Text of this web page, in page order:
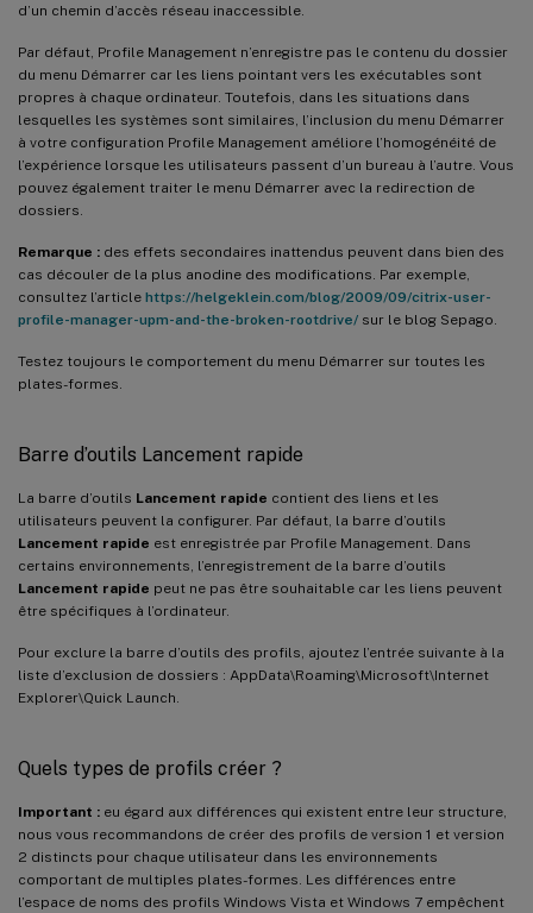
d’un chemin d’accès réseau inaccessible.
Par défaut, Profile Management n’enregistre pas le contenu du dossier
du menu Démarrer car les liens pointant vers les exécutables sont
propres à chaque ordinateur. Toutefois, dans les situations dans
lesquelles les systèmes sont similaires, l’inclusion du menu Démarrer
à votre configuration Profile Management améliore l’homogénéité de
l’expérience lorsque les utilisateurs passent d’un bureau à l’autre. Vous
pouvez également traiter le menu Démarrer avec la redirection de
dossiers.
Remarque : des effets secondaires inattendus peuvent dans bien des
cas découler de la plus anodine des modifications. Par exemple,
consultez l’article https://helgeklein.com/blog/2009/09/citrix-user-
profile-manager-upm-and-the-broken-rootdrive/ sur le blog Sepago.
Testez toujours le comportement du menu Démarrer sur toutes les
plates-formes.
Barre d’outils Lancement rapide
La barre d’outils Lancement rapide contient des liens et les
utilisateurs peuvent la configurer. Par défaut, la barre d’outils
Lancement rapide est enregistrée par Profile Management. Dans
certains environnements, l’enregistrement de la barre d’outils
Lancement rapide peut ne pas être souhaitable car les liens peuvent
être spécifiques à l’ordinateur.
Pour exclure la barre d’outils des profils, ajoutez l’entrée suivante à la
liste d’exclusion de dossiers : AppData\Roaming\Microsoft\Internet
Explorer\Quick Launch.
Quels types de profils créer ?
Important : eu égard aux différences qui existent entre leur structure,
nous vous recommandons de créer des profils de version 1 et version
2 distincts pour chaque utilisateur dans les environnements
comportant de multiples plates-formes. Les différences entre
l’espace de noms des profils Windows Vista et Windows 7 empêchent